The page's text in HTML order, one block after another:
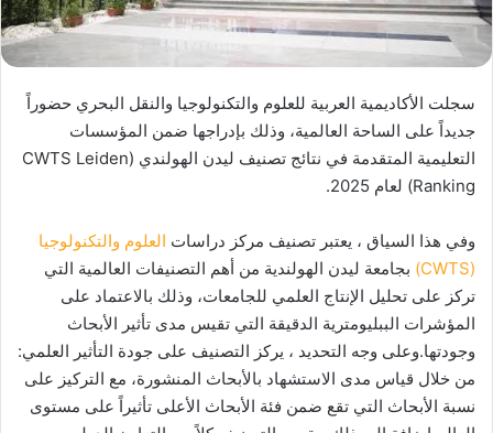
سجلت الأكاديمية العربية للعلوم والتكنولوجيا والنقل البحري حضوراً
جديداً على الساحة العالمية، وذلك بإدراجها ضمن المؤسسات
التعليمية المتقدمة في نتائج تصنيف ليدن الهولندي (CWTS Leiden
Ranking) لعام 2025.
وفي هذا السياق ، يعتبر تصنيف مركز دراسات العلوم والتكنولوجيا
(CWTS)
بجامعة ليدن الهولندية من أهم التصنيفات العالمية التي
تركز على تحليل الإنتاج العلمي للجامعات، وذلك بالاعتماد على
المؤشرات الببليومترية الدقيقة التي تقيس مدى تأثير الأبحاث
وجودتها.وعلى وجه التحديد ، يركز التصنيف على جودة التأثير العلمي:
من خلال قياس مدى الاستشهاد بالأبحاث المنشورة، مع التركيز على
نسبة الأبحاث التي تقع ضمن فئة الأبحاث الأعلى تأثيراً على مستوى